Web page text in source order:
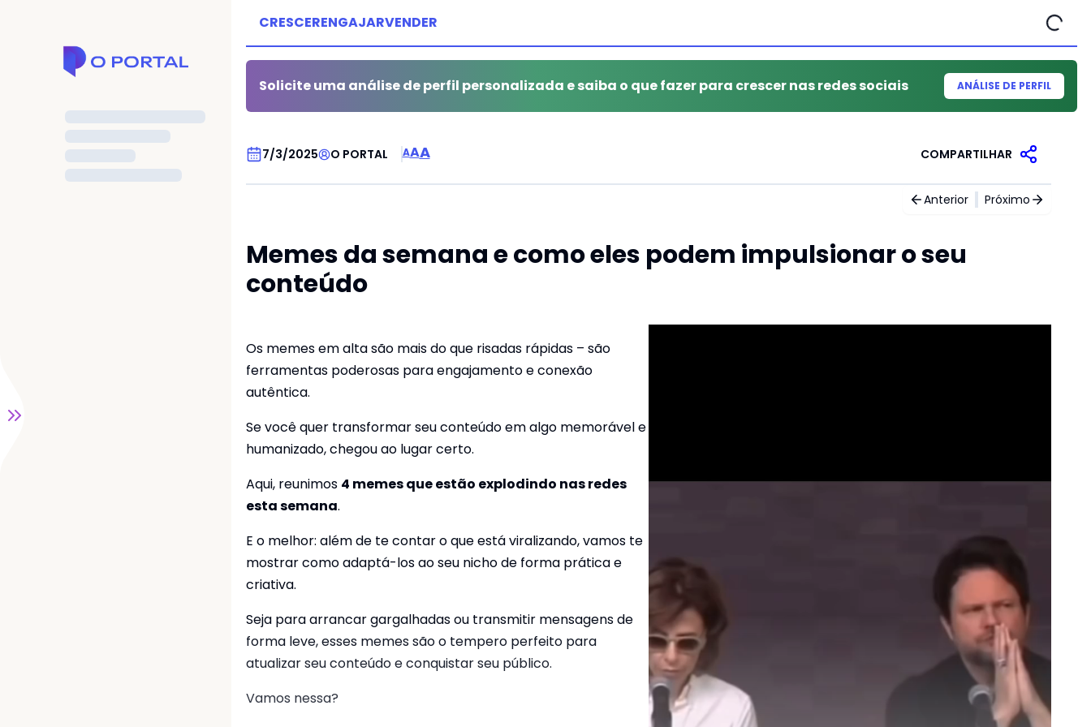
CRESCERENGAJARVENDER
Solicite uma análise de perfil personalizada e saiba o que fazer para crescer nas redes sociais ANÁLISE DE PERFIL
7/3/2025 O PORTAL
AROMATERAPIA AAA COMPARTILHAR
Anterior Próximo
Memes da semana e como eles podem impulsionar o seu
conteúdo
Os memes em alta são mais do que risadas rápidas – são
ferramentas poderosas para engajamento e conexão
autêntica.
Se você quer transformar seu conteúdo em algo memorável e
humanizado, chegou ao lugar certo.
Aqui, reunimos 4 memes que estão explodindo nas redes
esta semana.
E o melhor: além de te contar o que está viralizando, vamos te
mostrar como adaptá-los ao seu nicho de forma prática e
criativa.
Seja para arrancar gargalhadas ou transmitir mensagens de
forma leve, esses memes são o tempero perfeito para
atualizar seu conteúdo e conquistar seu público.
Vamos nessa?